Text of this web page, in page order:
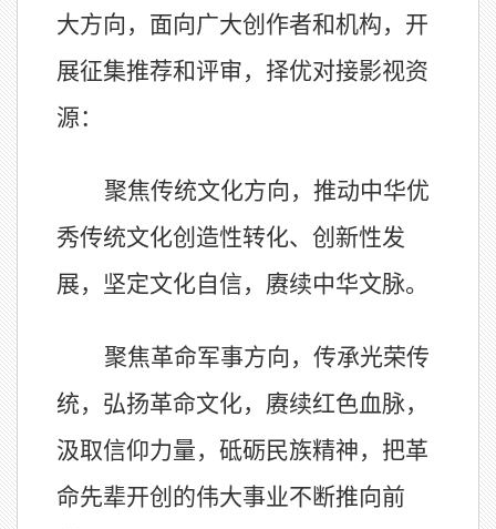
大方向，面向广大创作者和机构，开
展征集推荐和评审，择优对接影视资
源：
聚焦传统文化方向，推动中华优
秀传统文化创造性转化、创新性发
展，坚定文化自信，赓续中华文脉。
聚焦革命军事方向，传承光荣传
统，弘扬革命文化，赓续红色血脉，
汲取信仰力量，砥砺民族精神，把革
命先辈开创的伟大事业不断推向前